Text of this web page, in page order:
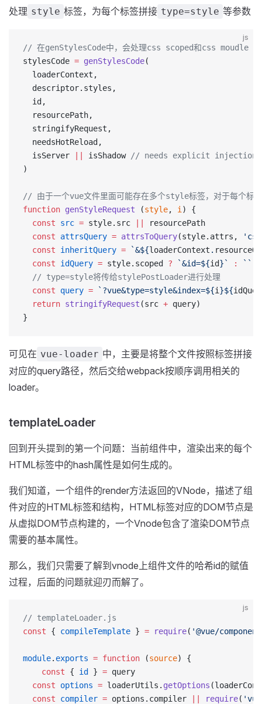
处理 style 标签，为每个标签拼接 type=style 等参数
js
// 在genStylesCode中，会处理css scoped和css moudle
stylesCode = genStylesCode(
  loaderContext,
  descriptor.styles,
  id,
  resourcePath,
  stringifyRequest,
  needsHotReload,
  isServer
isShadow // needs explicit injection?
)
// 由于一个vue文件里面可能存在多个style标签，对于每个标
function genStyleRequest (style, i ) {
  const
src = style.src
resourcePath
  const
attrsQuery = attrsToQuery(style.attrs,
  const
inheritQuery = `&${loaderContext .
  const
idQuery = style.scoped ? `&id=${id}` :
``
  // type=style将传给stylePostLoader进行处理
  const
query = `?vue&type=style&index=${i }${
  return
stringifyRequest (src + query)
}
可见在 vue-loader 中，主要是将整个文件按照标签拼接
对应的query路径，然后交给webpack按顺序调用相关的
loader。
templateLoader
回到开头提到的第一个问题：当前组件中，渲染出来的每个
HTML标签中的hash属性是如何生成的。
我们知道，一个组件的render方法返回的VNode，描述了组
件对应的HTML标签和结构，HTML标签对应的DOM节点是
从虚拟DOM节点构建的，一个Vnode包含了渲染DOM节点
需要的基本属性。
那么，我们只需要了解到vnode上组件文件的哈希id的赋值
过程，后面的问题就迎刃而解了。
js
// templateLoader.js
const { compileTemplate } = require( '@vue/
module. exports = function (source) {
	const
{ id } = query
  const
options = loaderUtils. getOptions
  const
compiler = options.compiler require(